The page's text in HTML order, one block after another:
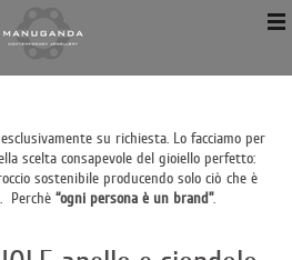
esclusivamente su richiesta. Lo facciamo per
scelta consapevole del gioiello perfetto:
sostenibile producendo solo ciò che è
Perchè “ogni persona è un brand”.